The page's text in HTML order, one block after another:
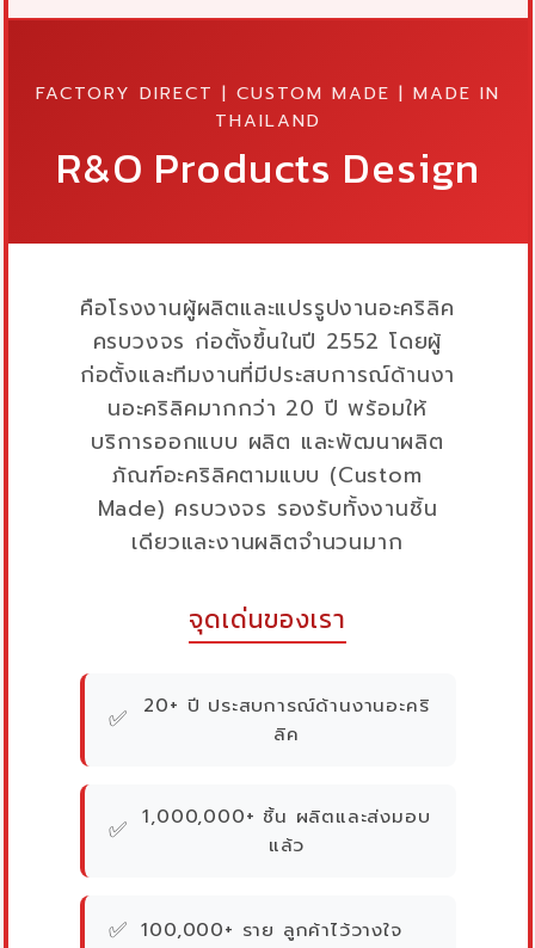
FACTORY DIRECT | CUSTOM MADE | MADE IN
THAILAND
R&O Products Design
คือโรงงานผู้ผลิตและแปรรูปงานอะคริลิค
ครบวงจร ก่อตั้งขึ้นในปี 2552 โดยผู้
ก่อตั้งและทีมงานที่มีประสบการณ์ด้านงา
นอะคริลิคมากกว่า 20 ปี พร้อมให้
บริการออกแบบ ผลิต และพัฒนาผลิต
ภัณฑ์อะคริลิคตามแบบ (Custom
Made) ครบวงจร รองรับทั้งงานชิ้น
เดียวและงานผลิตจำนวนมาก
จุดเด่นของเรา
✅
20+ ปี ประสบการณ์ด้านงานอะคริ
ลิค
✅ 1,000,000+ ชิ้น ผลิตและส่งมอบ
แล้ว
✅ 100,000+ ราย ลูกค้าไว้วางใจ